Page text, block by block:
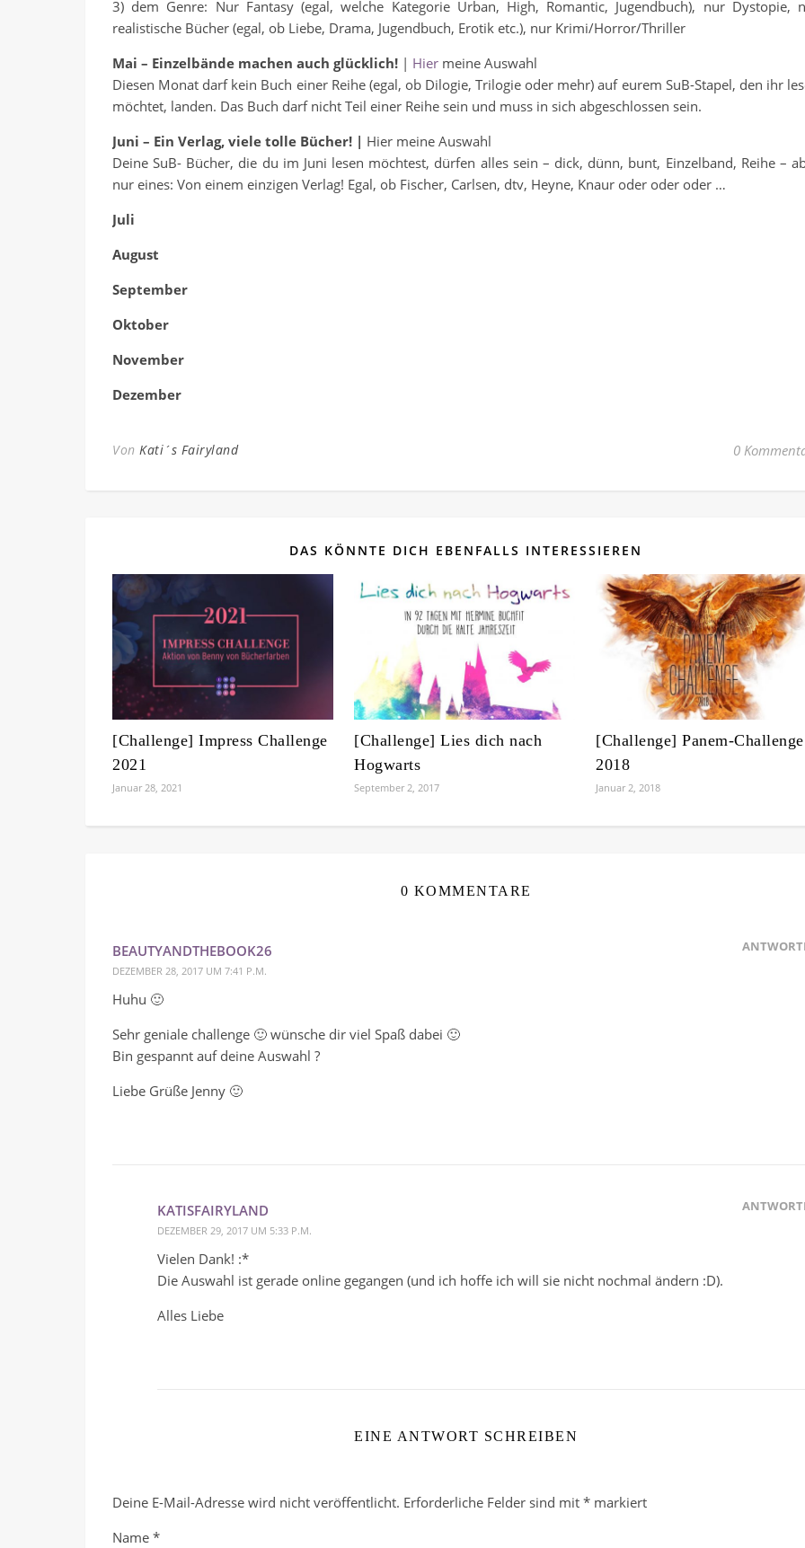
3) dem Genre: Nur Fantasy (egal, welche Kategorie Urban, High, Romantic, Jugendbuch), nur Dystopie,
realistische Bücher (egal, ob Liebe, Drama, Jugendbuch, Erotik etc.), nur Krimi/Horror/Thriller
Mai – Einzelbände machen auch glücklich! | Hier meine Auswahl
Diesen Monat darf kein Buch einer Reihe (egal, ob Dilogie, Trilogie oder mehr) auf eurem SuB-Stapel, den ihr
möchtet, landen. Das Buch darf nicht Teil einer Reihe sein und muss in sich abgeschlossen sein.
Juni – Ein Verlag, viele tolle Bücher! | Hier meine Auswahl
Deine SuB- Bücher, die du im Juni lesen möchtest, dürfen alles sein – dick, dünn, bunt, Einzelband, Reihe –
nur eines: Von einem einzigen Verlag! Egal, ob Fischer, Carlsen, dtv, Heyne, Knaur oder oder oder …
Juli
August
September
Oktober
November
Dezember
Von Kati´s Fairyland 0
DAS KÖNNTE DICH EBENFALLS INTERESSIEREN
[Challenge] Impress Challenge
2021
Januar 28, 2021
[Challenge] Lies dich nach
Hogwarts
September 2, 2017
[Challenge] Panem-Challenge
2018
Januar 2, 2018
0 KOMMENTARE
BEAUTYANDTHEBOOK26
DEZEMBER 28, 2017 UM 7:41 P.M.
Huhu 🙂
Sehr geniale challenge 🙂 wünsche dir viel Spaß dabei 🙂
Bin gespannt auf deine Auswahl ?
Liebe Grüße Jenny 🙂
KATISFAIRYLAND
DEZEMBER 29, 2017 UM 5:33 P.M.
Vielen Dank! :*
Die Auswahl ist gerade online gegangen (und ich hoffe ich will sie nicht nochmal ändern :D).
Alles Liebe
EINE ANTWORT SCHREIBEN
Deine E-Mail-Adresse wird nicht veröffentlicht. Erforderliche Felder sind mit * markiert
Name *